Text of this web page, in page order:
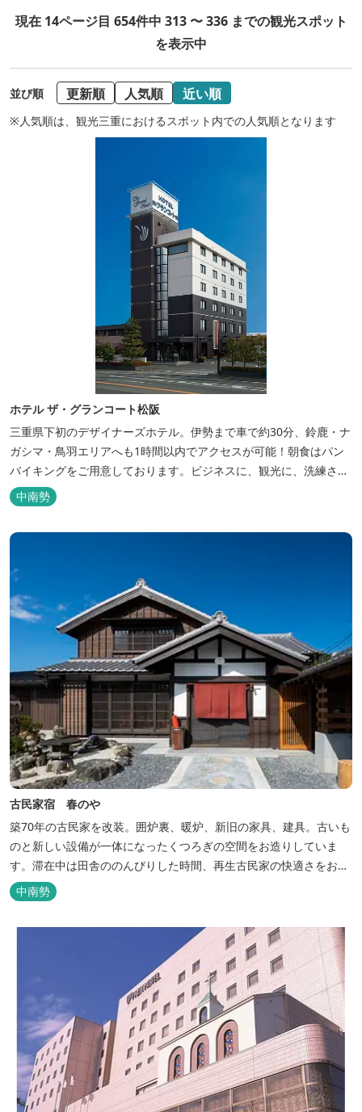
現在 14ページ目 654件中 313 〜 336 までの観光スポット
を表示中
並び順 更新順 人気順 近い順
※人気順は、観光三重におけるスポット内での人気順となります
ホテル ザ・グランコート松阪
三重県下初のデザイナーズホテル。伊勢まで車で約30分、鈴鹿・ナ
ガシマ・鳥羽エリアへも1時間以内でアクセスが可能！朝食はパン
バイキングをご用意しております。ビジネスに、観光に、洗練され
た空間の中で上質なひとときをお過ごしください。
中南勢
古民家宿 春のや
築70年の古民家を改装。囲炉裏、暖炉、新旧の家具、建具。古いも
のと新しい設備が一体になったくつろぎの空間をお造りしていま
す。滞在中は田舎ののんびりした時間、再生古民家の快適さをお楽
しみください。 【時間】 《 チェックイン 》 15：00～20：00の間
にお願いいたします。 《 チェックアウト 》 10：00まで 【御利用
料金】 一日一組様１棟貸し（定員５名） 一...
中南勢